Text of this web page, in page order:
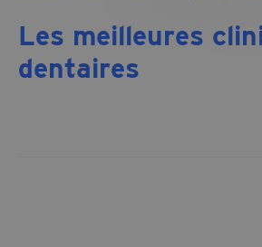
Les meilleures
dentaires